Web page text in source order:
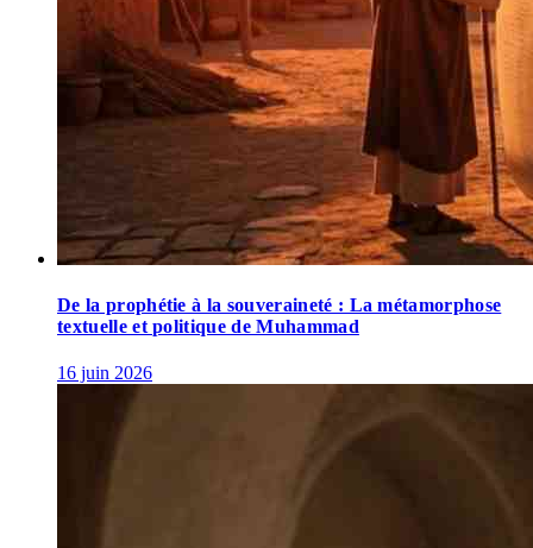
De la prophétie à la souveraineté : La métamorphose
textuelle et politique de Muhammad
16 juin 2026